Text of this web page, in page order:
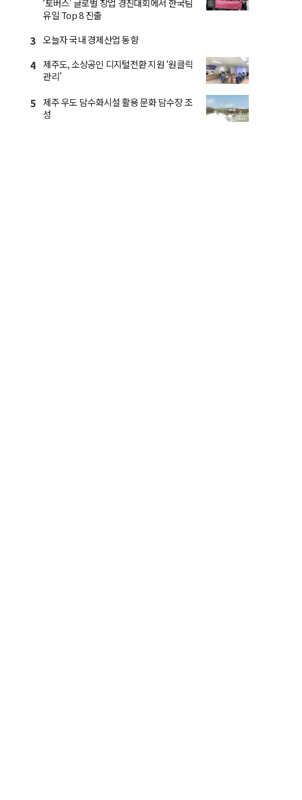
‘토버스’ 글로벌 창업 경진대회에서 한국팀
유일 Top 8 진출
3 오늘자 국내 경제산업 동향
4
제주도, 소상공인 디지털전환 지원 ‘원클릭
관리’
5
제주 우도 담수화시설 활용 문화 담수장 조
성